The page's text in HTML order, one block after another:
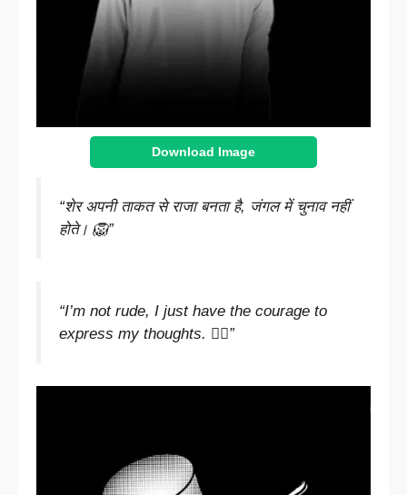
Download Image
“शेर अपनी ताकत से राजा बनता है, जंगल में चुनाव नहीं
होते। 🦁”
“I’m not rude, I just have the courage to
express my thoughts. 🤷‍♂️”